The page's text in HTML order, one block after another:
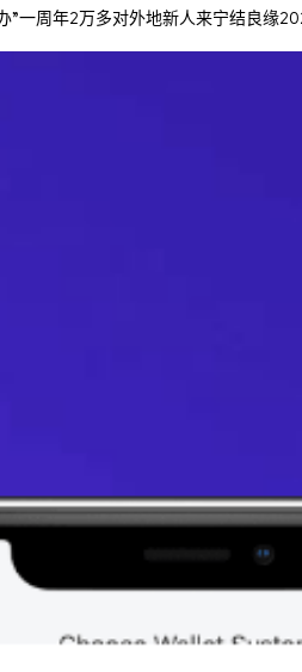
一周年2万多对外地新人来宁结良缘